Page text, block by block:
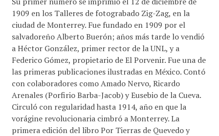
1909 en los Talleres de fotograbado Zig-Zag, en la
ciudad de Monterrey. Fue fundado en 1909 por el
salvadoreño Alberto Buerón; años más tarde lo vendió
a Héctor González, primer rector de la UNL, y a
Federico Gómez, propietario de El Porvenir. Fue una de
las primeras publicaciones ilustradas en México. Contó
con colaboradores como Amado Nervo, Ricardo
Arenales (Porfirio Barba-Jacob) y Eusebio de la Cueva.
Circuló con regularidad hasta 1914, año en que la
vorágine revolucionaria cimbró a Monterrey. La
primera edición del libro Por Tierras de Quevedo y